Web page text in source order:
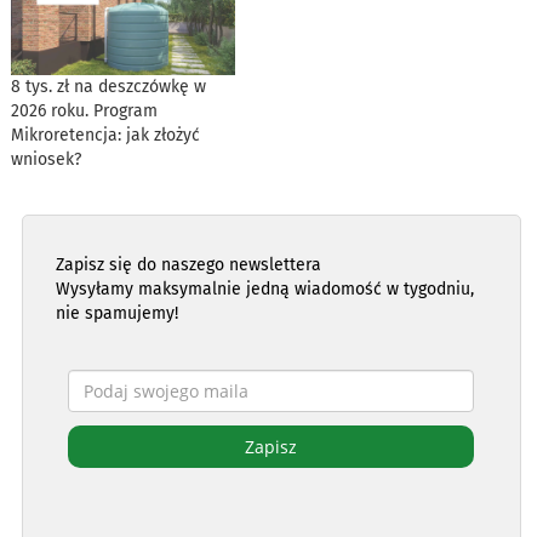
8 tys. zł na deszczówkę w
2026 roku. Program
Mikroretencja: jak złożyć
wniosek?
Zapisz się do naszego newslettera
Wysyłamy maksymalnie jedną wiadomość w tygodniu,
nie spamujemy!